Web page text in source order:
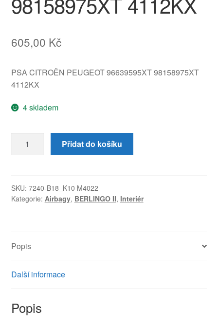
605,00 Kč
PSA CITROËN PEUGEOT 96639595XT 98158975XT
4112KX
4 skladem
Citroën
96639595XT
98158975XT
Přidat do košíku
SKU: 7240-B18_K10 M4022
Kategorie: Airbagy, BERLINGO II, Interiér
Popis
Další informace
Popis